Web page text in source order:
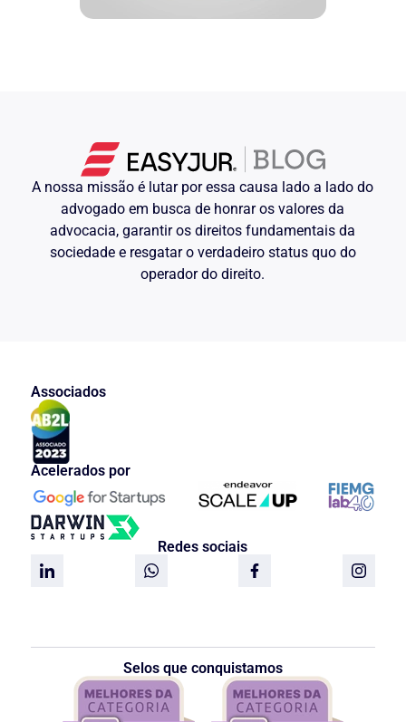
A nossa missão é lutar por essa causa lado a lado do
advogado em busca de honrar os valores da
advocacia, garantir os direitos fundamentais da
sociedade e resgatar o verdadeiro status quo do
operador do direito.
Associados
Acelerados por
Redes sociais
Selos que conquistamos